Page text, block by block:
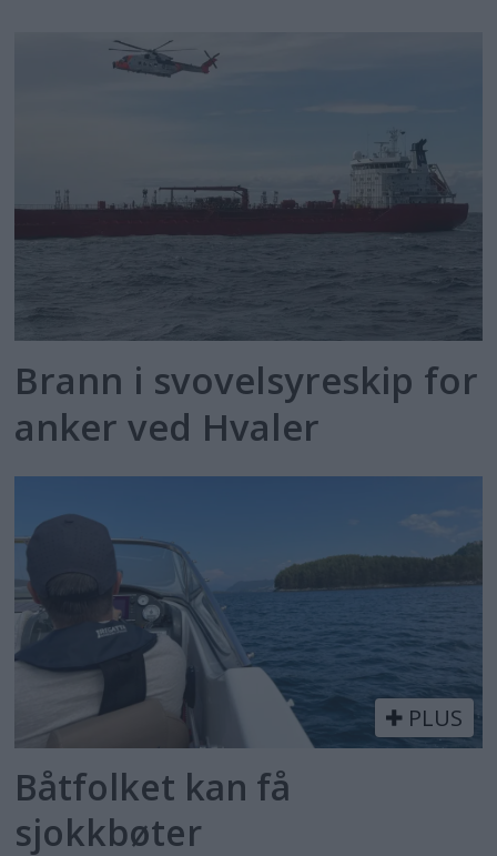
Brann i svovelsyreskip for
anker ved Hvaler
PLUS
Båtfolket kan få
sjokkbøter